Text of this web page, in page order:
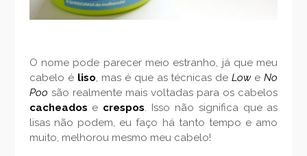
O nome pode parecer meio estranho, já que meu
cabelo é liso, mas é que as técnicas deLow eNo
Poo são realmente mais voltadas para os cabelos
cacheados e crespos. Isso não significa que as
lisas não podem, eu faço há tanto tempo e amo
muito, melhorou mesmo meu cabelo!